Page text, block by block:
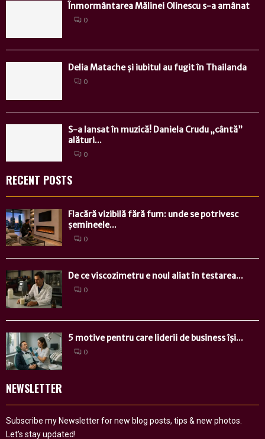
Înmormântarea Mălinei Olinescu s-a amânat
0
Delia Matache și iubitul au fugit în Thailanda
0
S-a lansat în muzică! Daniela Crudu „cântă”
alături...
0
RECENT POSTS
Flacără vizibilă fără fum: unde se potrivesc
șemineele...
0
De ce viscozimetru e noul aliat în testarea...
0
5 motive pentru care liderii de business își...
0
NEWSLETTER
Subscribe my Newsletter for new blog posts, tips & new photos.
Let's stay updated!